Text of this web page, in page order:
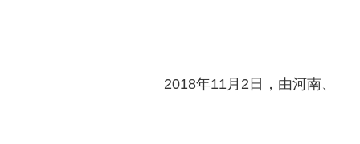
2018年11月2日，由河南、